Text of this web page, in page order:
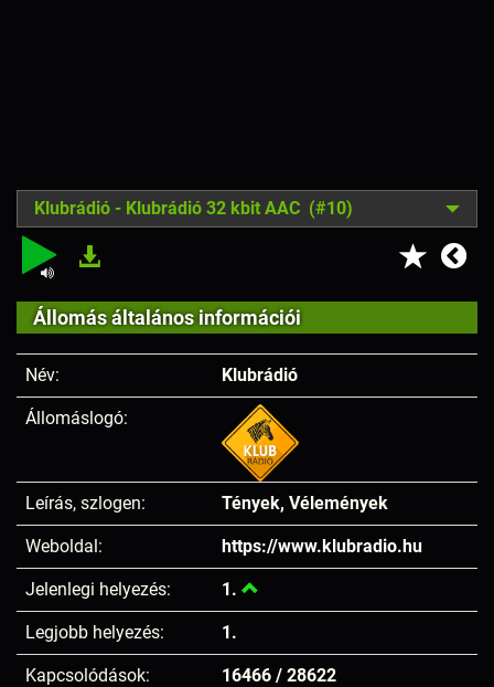
Klubrádió - Klubrádió 32 kbit AAC (#10)
Állomás általános információi
Név: Klubrádió
Állomáslogó:
Leírás, szlogen: Tények, Vélemények
Weboldal: https://www.klubradio.hu
Jelenlegi helyezés: 1.
Legjobb helyezés: 1.
Kapcsolódások: 16466 / 28622